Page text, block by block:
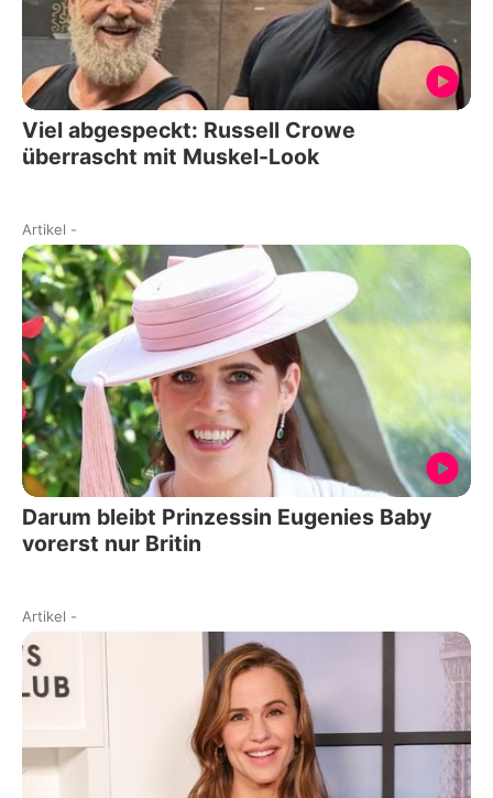
Viel abgespeckt: Russell Crowe
überrascht mit Muskel-Look
Artikel -
Darum bleibt Prinzessin Eugenies Baby
vorerst nur Britin
Artikel -